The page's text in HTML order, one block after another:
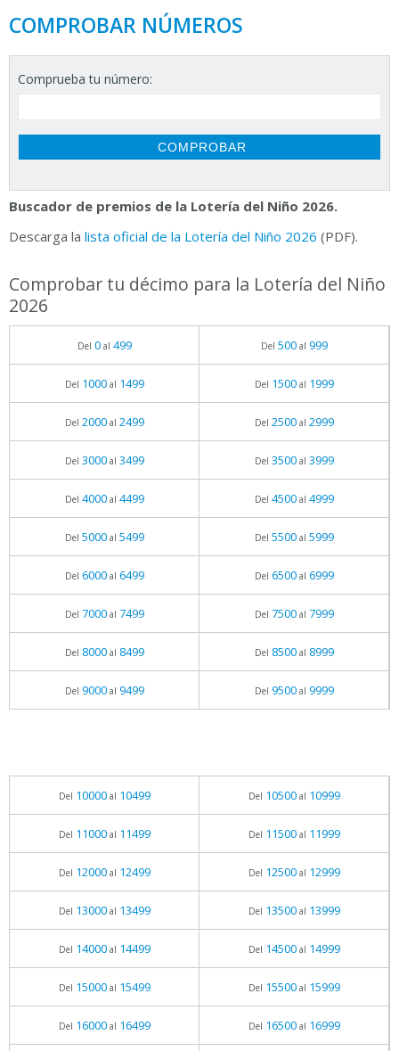
COMPROBAR NÚMEROS
Comprueba tu número:
Buscador de premios de la Lotería del Niño 2026.
Descarga la lista oficial de la Lotería del Niño 2026 (PDF).
Comprobar tu décimo para la Lotería del Niño
2026
Del 0al 499 Del 500al 999
Del 1000al 1499 Del 1500al 1999
Del 2000al 2499 Del 2500al 2999
Del 3000al 3499 Del 3500al 3999
Del 4000al 4499 Del 4500al 4999
Del 5000al 5499 Del 5500al 5999
Del 6000al 6499 Del 6500al 6999
Del 7000al 7499 Del 7500al 7999
Del 8000al 8499 Del 8500al 8999
Del 9000al 9499 Del 9500al 9999
Del 10000al 10499 Del 10500al 10999
Del 11000al 11499 Del 11500al 11999
Del 12000al 12499 Del 12500al 12999
Del 13000al 13499 Del 13500al 13999
Del 14000al 14499 Del 14500al 14999
Del 15000al 15499 Del 15500al 15999
Del 16000al 16499 Del 16500al 16999